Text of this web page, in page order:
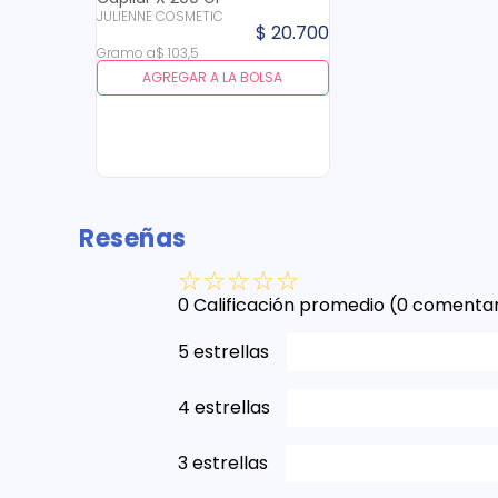
JULIENNE COSMETIC
$ 20.700
Gramo a$ 103,5
AGREGAR A LA BOLSA
Reseñas
☆☆☆☆☆
0 Calificación promedio (0
5 estrellas
4 estrellas
3 estrellas